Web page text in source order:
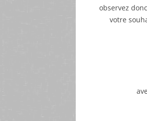
observez
votre